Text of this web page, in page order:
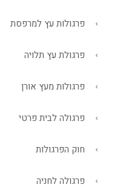
פרגולות עץ למרפסת
פרגולת עץ תלויה
פרגולות מעץ אורן
פרגולה לבית פרטי
חוק הפרגולות
פרגולה לחניה